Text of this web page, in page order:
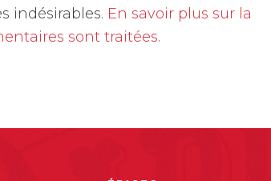
indésirables. En savoir plus sur la
sont traitées.